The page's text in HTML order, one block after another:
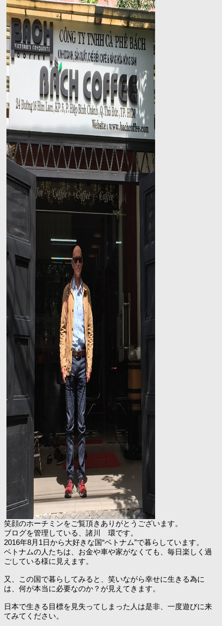
笑顔のホーチミンをご覧頂きありがとうございます。
ブログを管理している、諸川 環です。
2016年8月1日から大好きな国“ベトナム”で暮らしています。
ベトナムの人たちは、お金や車や家がなくても、毎日楽しく過
ごしている様に見えます。
又、この国で暮らしてみると、笑いながら幸せに生きる為に
は、何が本当に必要なのか？が見えてきます。
日本で生きる目標を見失ってしまった人は是非、一度遊びに来
てみてください。